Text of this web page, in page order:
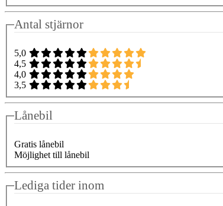
Antal stjärnor
5,0
4,5
4,0
3,5
Lånebil
Gratis lånebil
Möjlighet till lånebil
Lediga tider inom